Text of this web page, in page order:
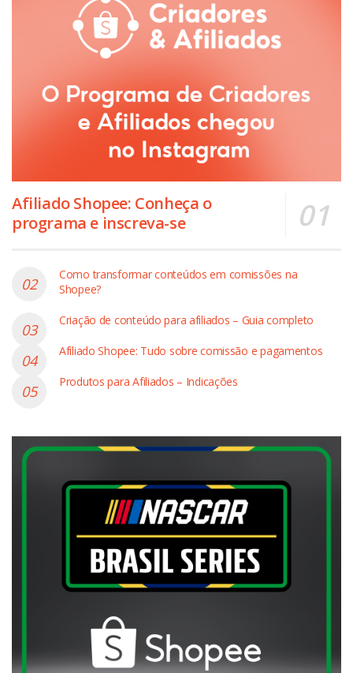
Afiliado Shopee: Conheça o
programa e inscreva-se
Como transformar conteúdos em comissões na
Shopee?
Criação de conteúdo para afiliados – Guia completo
Afiliado Shopee: Tudo sobre comissão e pagamentos
Produtos para Afiliados – Indicações